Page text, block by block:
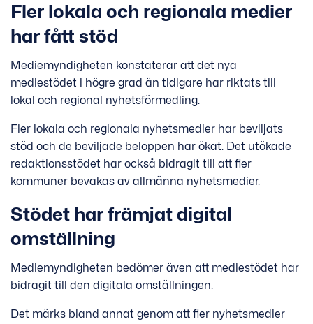
Fler lokala och regionala medier
har fått stöd
Mediemyndigheten konstaterar att det nya
mediestödet i högre grad än tidigare har riktats till
lokal och regional nyhetsförmedling.
Fler lokala och regionala nyhetsmedier har beviljats
stöd och de beviljade beloppen har ökat. Det utökade
redaktionsstödet har också bidragit till att fler
kommuner bevakas av allmänna nyhetsmedier.
Stödet har främjat digital
omställning
Mediemyndigheten bedömer även att mediestödet har
bidragit till den digitala omställningen.
Det märks bland annat genom att fler nyhetsmedier